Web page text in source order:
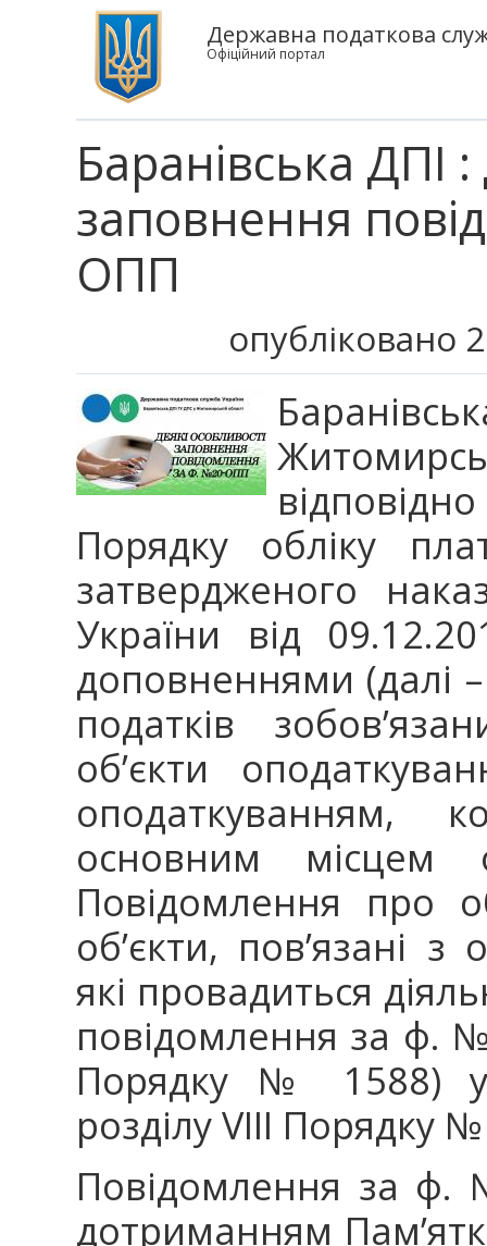
Державна податкова
Офіційний портал
Баранівська ДПІ :
заповнення
ОПП
опубліковано
Порядку обліку
затвердженого
України від
доповненнями (далі
податків
об’єкти
оподаткуванням,
основним місцем
Повідомлення про
об’єкти, пов’язані
які провадиться
повідомлення за ф.
Порядку № 1588) у
розділу VIIІ Порядку
Повідомлення за ф.
дотриманням